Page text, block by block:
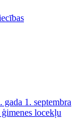
1. septembra
locekļu